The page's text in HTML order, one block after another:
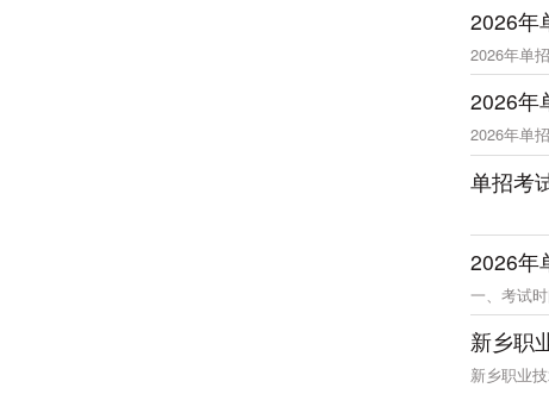
2026年
2026年单
2026年
2026年单
单招考
2026年
一、考试
新乡职
新乡职业